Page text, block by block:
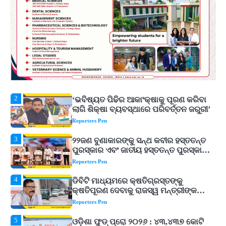
ଘରର ବାସ୍ତୁଦୋଷ ଦୂର କରିବ ଲିଲି ଫୁଲ!
Reporters Pen
‘ଭବିଷ୍ୟତ ପିଢିର ଆକାଂକ୍ଷାକୁ ପୂରଣ କରିବା
ଲାଗି ଶିକ୍ଷା ବ୍ୟବସ୍ଥାରେ ପରିବର୍ତ୍ତନ ଜରୁରୀ’
Reporters Pen
3
୨୨ଜଣ ବୁଣାକାରଙ୍କୁ ସନ୍ଥ କବୀର ହସ୍ତତନ୍ତ
ପୁରସ୍କାର ଏବଂ ଜାତୀୟ ହସ୍ତତନ୍ତ ପୁରସ୍କାର
ପ୍ରଦାନ, ଓଡ଼ିଶାରୁ ୨ ଜଣଙ୍କୁ ମିଳିଲା
Reporters Pen
4
ଡିବିଟି ମାଧ୍ୟମରେ କ୍ଷତିଗ୍ରସ୍ତଙ୍କୁ
କ୍ଷତିପୂରଣ ଦେବାକୁ ରାଜସ୍ୱ ମନ୍ତ୍ରୀଙ୍କ
ନିର୍ଦ୍ଦେଶ
Reporters Pen
5
ଓଡ଼ିଶା ଫୁଡ୍ ପ୍ରୋ ୨୦୨୬ : ୪୩,୪୩୭ କୋଟି
ଟଙ୍କାର ନିବେଶ ପ୍ରସ୍ତାବ ହାସଲ
Reporters Pen
1